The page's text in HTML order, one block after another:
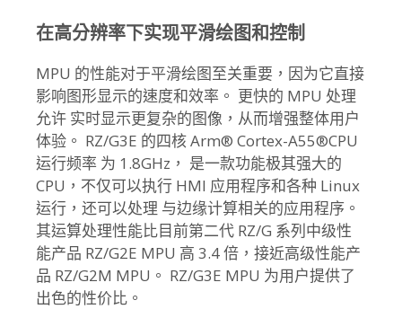
在高分辨率下实现平滑绘图和控制
MPU 的性能对于平滑绘图至关重要，因为它直接
影响图形显示的速度和效率。 更快的 MPU 处理
允许 实时显示更复杂的图像，从而增强整体用户
体验。 RZ/G3E 的四核 Arm® Cortex-A55®CPU
运行频率 为 1.8GHz， 是一款功能极其强大的
CPU，不仅可以执行 HMI 应用程序和各种 Linux
运行，还可以处理 与边缘计算相关的应用程序。
其运算处理性能比目前第二代 RZ/G 系列中级性
能产品 RZ/G2E MPU 高 3.4 倍，接近高级性能产
品 RZ/G2M MPU。 RZ/G3E MPU 为用户提供了
出色的性价比。